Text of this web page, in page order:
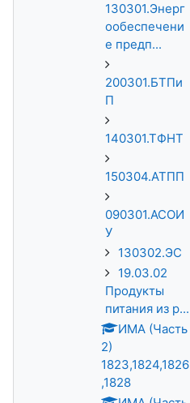
130301.Энерг
ообеспечени
е предп...
200301.БТПи
П
140301.ТФНТ
150304.АТПП
090301.АСОИ
У
130302.ЭС
19.03.02
Продукты
питания из р...
ИМА (Часть
2)
1823,1824,1826
,1828